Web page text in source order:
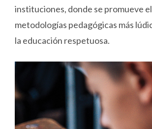
instituciones, donde se promueve
metodologías pedagógicas más
la educación respetuosa.